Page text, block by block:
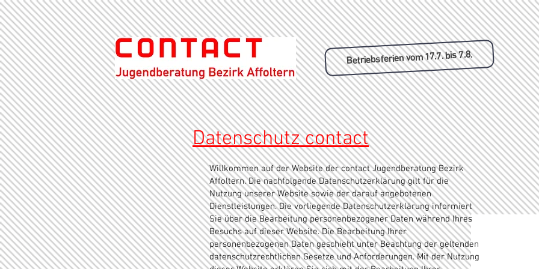
Betriebsferien vom 17.7. bis 7.8.
Willkommen auf der Website der contact Jugendberatung Bezirk
Affoltern. Die nachfolgende Datenschutzerklärung gilt für die
Nutzung unserer Website sowie der darauf angebotenen
Dienstleistungen. Die vorliegende Datenschutzerklärung informiert
Sie über die Bearbeitung personenbezogener Daten während Ihres
Besuchs auf dieser Website. Die Bearbeitung Ihrer
personenbezogenen Daten geschieht unter Beachtung der geltenden
datenschutzrechtlichen Gesetze und Anforderungen. Mit der Nutzung
Datenschutz contact